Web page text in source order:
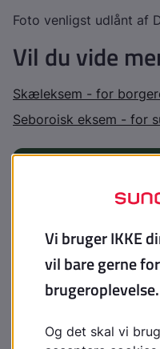
Foto venligst udlånt af
Vil du vide
Skæleksem - for
Seboroisk eksem - for
Patienthåndbogen
Patienthåndbogen
Kristianiagade 12
2100 København Ø
Disclaimer: